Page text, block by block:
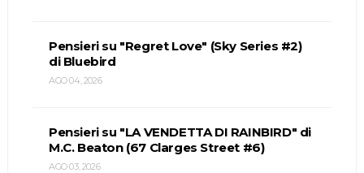
Pensieri su "Regret Love" (Sky Series #2)
di Bluebird
AGO 04, 2026
Pensieri su "LA VENDETTA DI RAINBIRD" di
M.C. Beaton (67 Clarges Street #6)
AGO 03, 2026